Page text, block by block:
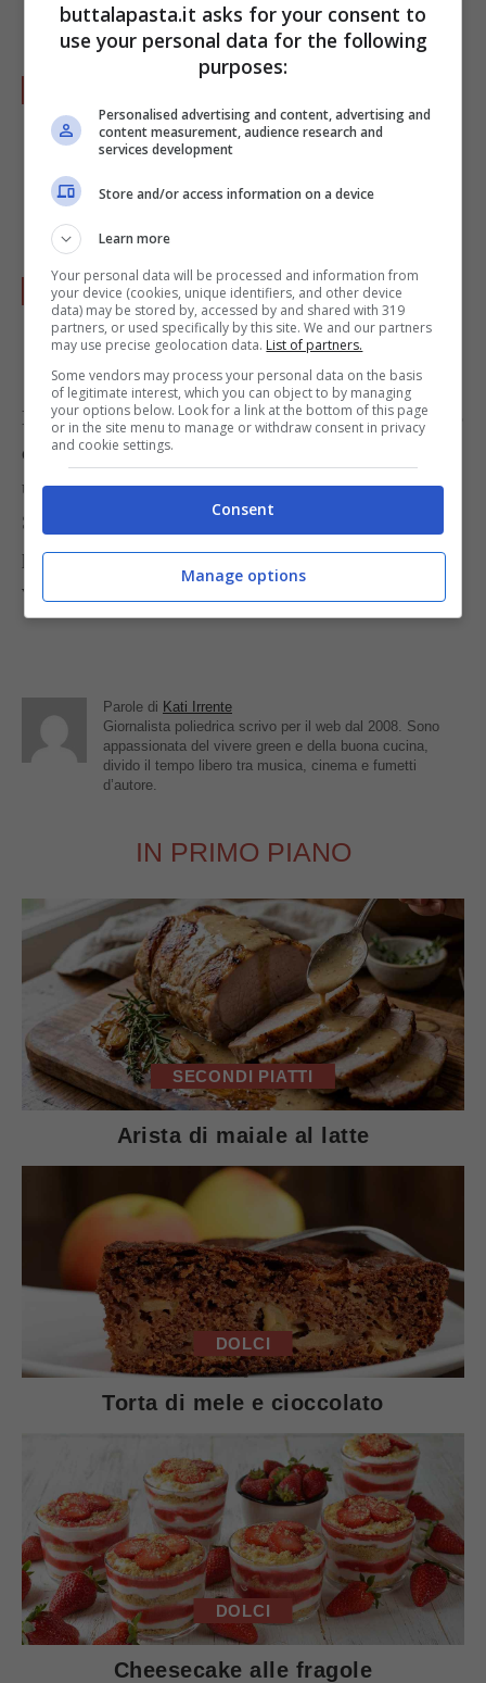
forno.
Ricavate le unghie tagliando la cipolla e
posizionandola sulle dita del polpettone.
Utilizzate il resto della cipolla
sull’attaccatura del polso, come a simularne
l’osso.
Cospargete tutto con l’olio, il formaggio e il
pangrattato, procedete quindi ad infornare
per circa 45 minuti a 180°.
E' possibile presentare il polpettone sopra un letto
di insalata tagliata a julienne o in alternativa su
un purè di cavolfiore alle mandorle.
Sostituendo la carne con diversi tipi di verdure, è
possibile creare un polpettone completamente
vegetariano.
Parole di Kati Irrente
Giornalista poliedrica scrivo per il web dal 2008. Sono
appassionata del vivere green e della buona cucina,
divido il tempo libero tra musica, cinema e fumetti
d’autore.
IN PRIMO PIANO
SECONDI PIATTI
Arista di maiale al latte
DOLCI
Torta di mele e cioccolato
DOLCI
Cheesecake alle fragole
buttalapasta.it asks for your consent to
use your personal data for the following
purposes:
Personalised advertising and content, advertising and
content measurement, audience research and
services development
Store and/or access information on a device
Learn more
Your personal data will be processed and information from
your device (cookies, unique identifiers, and other device
data) may be stored by, accessed by and shared with 319
partners, or used specifically by this site. We and our partners
may use precise geolocation data. List of partners.
Some vendors may process your personal data on the basis
of legitimate interest, which you can object to by managing
your options below. Look for a link at the bottom of this page
or in the site menu to manage or withdraw consent in privacy
and cookie settings.
Consent
Manage options